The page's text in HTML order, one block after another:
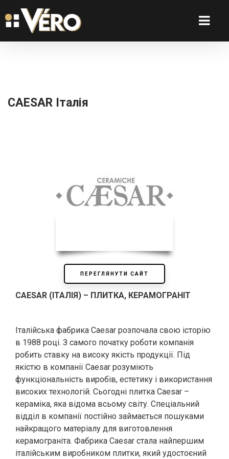
CAESAR Італія
ПЕРЕГЛЯНУТИ САЙТ
CAESAR (ІТАЛІЯ) – ПЛИТКА, КЕРАМОГРАНІТ
Італійська фабрика Caesar розпочала свою історію
в 1988 році. З самого початку роботи компанія
робить ставку на високу якість продукції. Під
якістю в компанії Caesar розуміють
функціональність виробів, естетику і використання
високих технологій. Сьогодні плитка Сaesar –
кераміка, яка відома всьому світу. Спеціальний
відділ в компанії постійно займається пошуками
найкращого матеріалу для виготовлення
керамограніта. Фабрика Caesar стала найпершим
італійським виробником плитки, який удостоєний